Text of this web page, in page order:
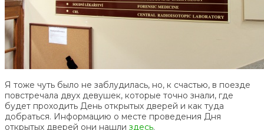
Я тоже чуть было не заблудилась, но, к счастью, в поезде
повстречала двух девушек, которые точно знали, где
будет проходить День открытых дверей и как туда
добраться. Информацию о месте проведения Дня
открытых дверей они нашли здесь.